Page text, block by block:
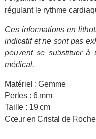
régulant le rythme
Ces informations en
indicatif et ne sont pas
peuvent se substituer à
médical.
Matériel : Gemme
Perles : 6 mm
Taille : 19 cm
Cœur en Cristal de Roche